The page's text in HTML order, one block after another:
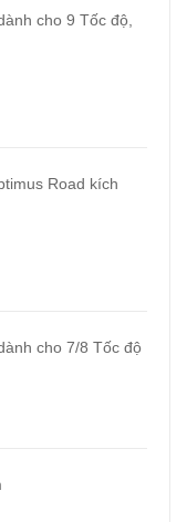
cho 9 Tốc độ,
Road kích
cho 7/8 Tốc độ